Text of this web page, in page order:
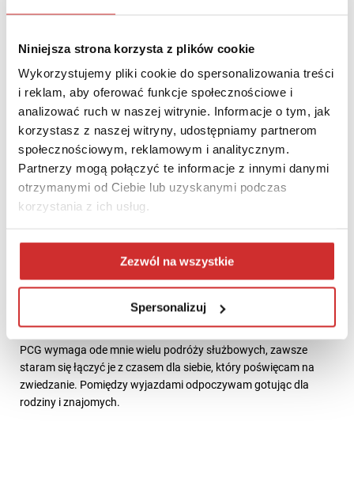
Niniejsza strona korzysta z plików cookie
Wykorzystujemy pliki cookie do spersonalizowania treści
i reklam, aby oferować funkcje społecznościowe i
analizować ruch w naszej witrynie. Informacje o tym, jak
korzystasz z naszej witryny, udostępniamy partnerom
społecznościowym, reklamowym i analitycznym.
Partnerzy mogą połączyć te informacje z innymi danymi
otrzymanymi od Ciebie lub uzyskanymi podczas
korzystania z ich usług.
Zezwól na wszystkie
Spersonalizuj
siebie podobne. Tworzymy własne produkty, ale pomagamy też
sprzedawać produkty firm trzecich. Stajemy się liderem rynku w
kraju, ale próbujemy też powtarzać nasz sukces zagranicą.
Słowem nie ma nudy, a Zespół zdaje się wiedzieć, że stoimy
przed wyjątkową szansą zbudowania czegoś, z czego wszyscy
będziemy dumni. Widać to po zaangażowaniu wielu z naszych
pracowników, którzy dają z siebie wszystko, aby nasze usługi
dostarczane były do klientów na czas i z odpowiednią jakością.
Świetnie jest pracować z ludźmi, którym się chce.
A co po pracy? Co jest Twoją pasją?
Kulinaria i podróże, najchętniej połączone ze sobą. Uwielbiam
zwiedzać nowe kraje, poznawać ich kultury i kuchnię. Praca w
PCG wymaga ode mnie wielu podróży służbowych, zawsze
staram się łączyć je z czasem dla siebie, który poświęcam na
zwiedzanie. Pomiędzy wyjazdami odpoczywam gotując dla
rodziny i znajomych.